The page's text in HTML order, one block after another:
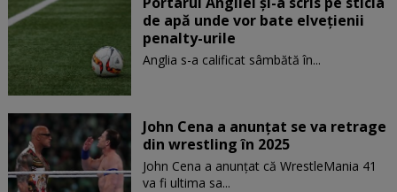
de apă unde vor bate elvețienii
penalty-urile
Anglia s-a calificat sâmbătă în...
John Cena a anunţat se va retrage
din wrestling în 2025
John Cena a anunțat că WrestleMania 41
va fi ultima sa...